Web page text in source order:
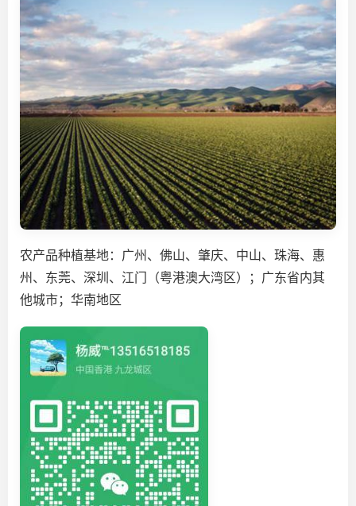
农产品种植基地：广州、佛山、肇庆、中山、珠海、惠
州、东莞、深圳、江门（粤港澳大湾区）；广东省内其
他城市；华南地区